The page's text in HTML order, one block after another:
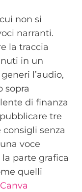
non si
narranti.
la traccia
in un
l’audio,
sopra
di finanza
tre
senza
voce
parte grafica
quelli
Canva